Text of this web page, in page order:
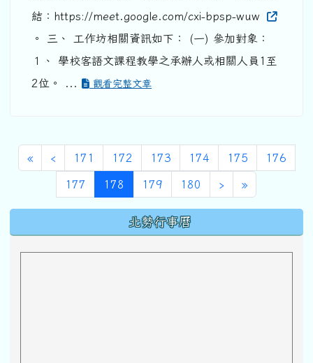
結：https://meet.google.com/cxi-bpsp-wuw
。 三、 工作坊相關資訊如下： (一) 參加對象：
１、 學校客語文課程教學之承辦人或相關人員1至
2位。 ...
觀看完整文章
«第一頁
‹上一頁
171 172 173 174 175 176
177 178 (目前頁次)
179 180 ›下一頁
»最後頁
北勢行事曆